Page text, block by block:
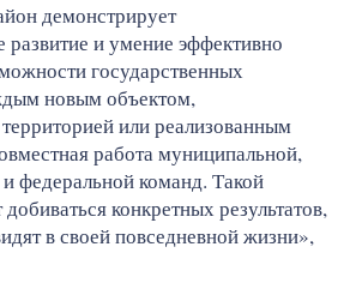
демонстрирует
развитие и умение эффективно
государственных
новым объектом,
или реализованным
работа муниципальной,
федеральной команд. Такой
конкретных результатов,
в своей повседневной жизни»,